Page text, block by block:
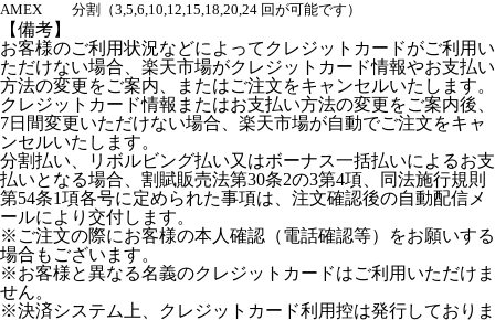
AMEX
分割（3,5,6,10,12,15,18,20,24 回が可能です）
【備考】
お客様のご利用状況などによってクレジットカードがご利用い
ただけない場合、楽天市場がクレジットカード情報やお支払い
方法の変更をご案内、またはご注文をキャンセルいたします。
クレジットカード情報またはお支払い方法の変更をご案内後、
7日間変更いただけない場合、楽天市場が自動でご注文をキャ
ンセルいたします。
分割払い、リボルビング払い又はボーナス一括払いによるお支
払いとなる場合、割賦販売法第30条2の3第4項、同法施行規則
第54条1項各号に定められた事項は、注文確認後の自動配信メ
ールにより交付します。
※ご注文の際にお客様の本人確認（電話確認等）をお願いする
場合もございます。
※お客様と異なる名義のクレジットカードはご利用いただけま
せん。
※決済システム上、クレジットカード利用控は発行しておりま